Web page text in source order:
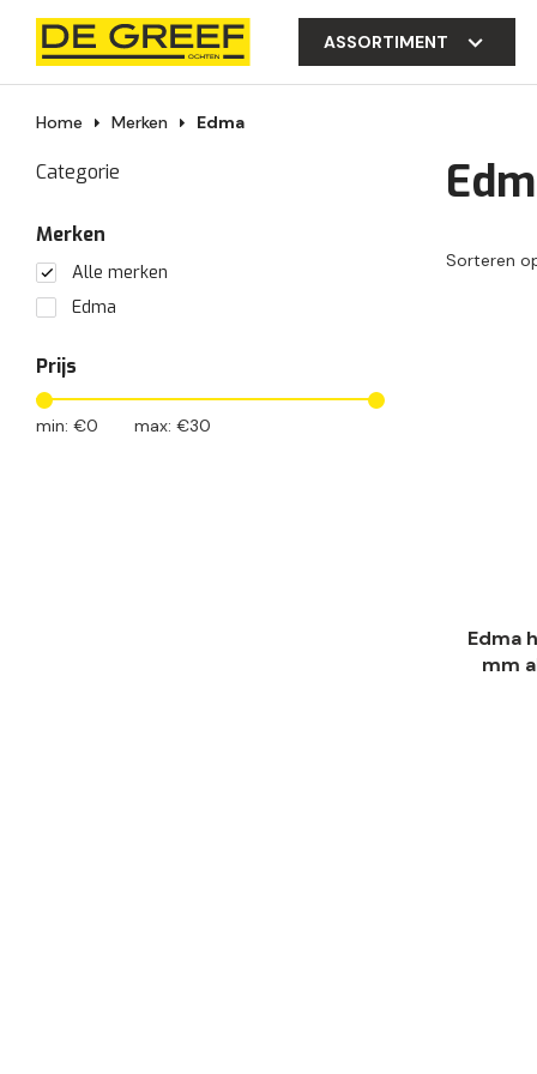
ASSORTIMENT
Home Merken Edma
Categorie
Merken
Alle merken
Edma
Prijs
min: €0 max: €30
Sorteren
Edma
mm